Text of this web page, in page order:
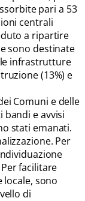
pari a 53
centrali
a ripartire
sono destinate
infrastrutture
(13%) e
Comuni e delle
e avvisi
stati emanati.
Per
facilitare
locale, sono
di